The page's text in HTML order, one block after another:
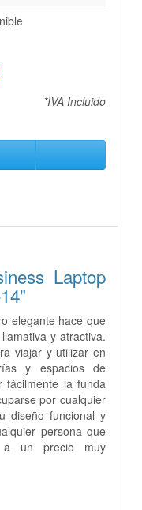
*IVA Incluido
Laptop
elegante hace que
y atractiva.
viajar y utilizar en
y espacios de
fácilmente la funda
por cualquier
diseño funcional y
persona que
a un precio muy